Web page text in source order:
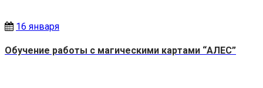
16 января
Обучение работы с магическими картами “АЛЕС”